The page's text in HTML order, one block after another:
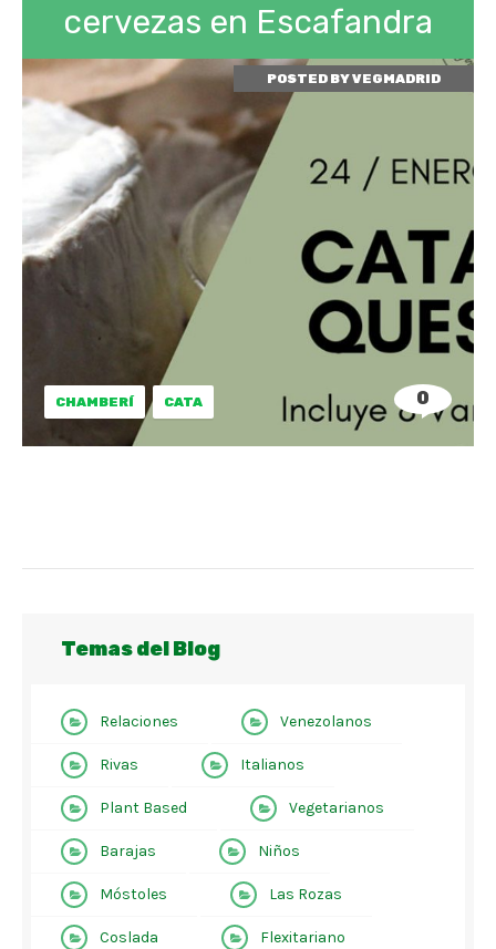
cervezas en Escafandra
POSTED BYVEGMADRID
CHAMBERÍ CATA 0
Temas del Blog
Relaciones Venezolanos
Rivas Italianos
Plant Based Vegetarianos
Barajas Niños
Móstoles Las Rozas
Coslada Flexitariano